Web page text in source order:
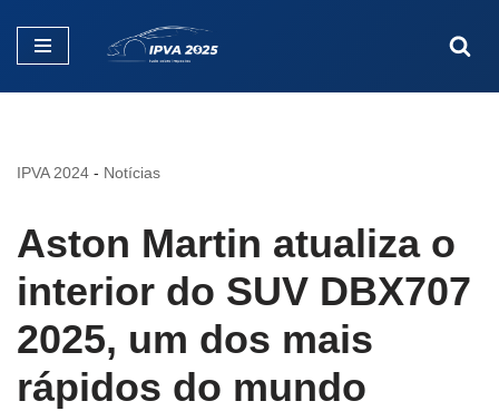
Pular
IPVA 2024 - Notícias
Aston Martin atualiza o
interior do SUV DBX707
2025, um dos mais
rápidos do mundo